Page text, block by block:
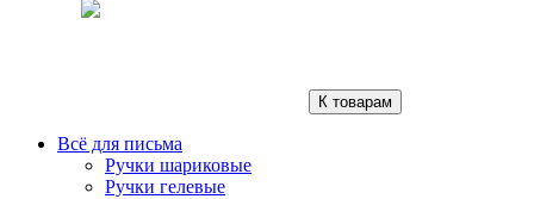
К товарам
Всё для письма
Ручки шариковые
Ручки гелевые